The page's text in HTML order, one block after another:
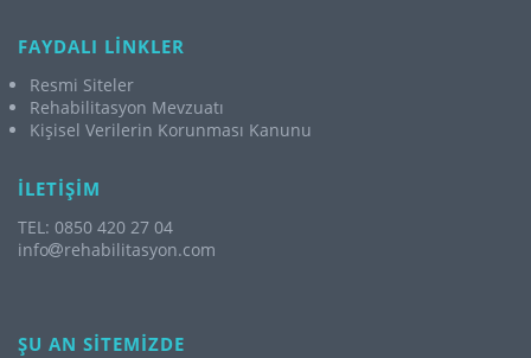
FAYDALI LİNKLER
Resmi Siteler
Rehabilitasyon Mevzuatı
Kişisel Verilerin Korunması Kanunu
İLETİŞİM
TEL: 0850 420 27 04
info
rehabilitasyon.com
ŞU AN SİTEMİZDE